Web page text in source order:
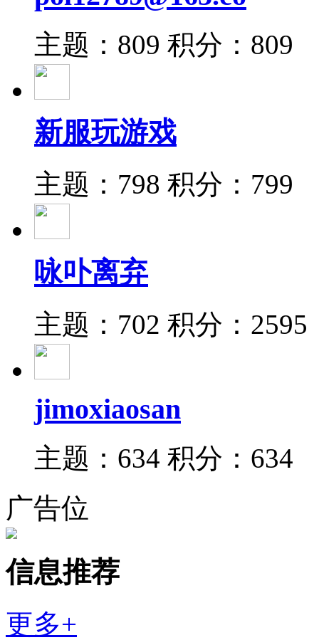
主题：809 积分：809
新服玩游戏
主题：798 积分：799
咏卟离弃
主题：702 积分：2595
jimoxiaosan
主题：634 积分：634
广告位
信息推荐
更多+